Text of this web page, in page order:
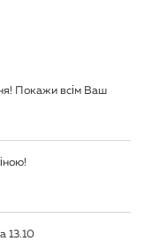
Покажи всім Ваш
13.10